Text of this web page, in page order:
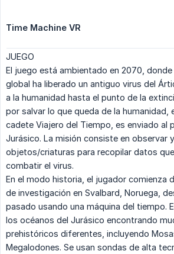
Time Machine VR
JUEGO
El juego está ambientado en 2070,
global ha liberado un antiguo virus del
a la humanidad hasta el punto de la
por salvar lo que queda de la humanidad,
cadete Viajero del Tiempo, es enviado al
Jurásico. La misión consiste en observar
objetos/criaturas para recopilar datos
combatir el virus.
En el modo historia, el jugador comienza
de investigación en Svalbard, Noruega,
pasado usando una máquina del tiempo.
los océanos del Jurásico encontrando
prehistóricos diferentes, incluyendo
Megalodones. Se usan sondas de alta